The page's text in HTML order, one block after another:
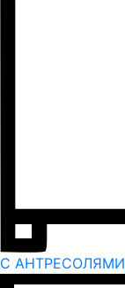
С АНТРЕСОЛЯМИ